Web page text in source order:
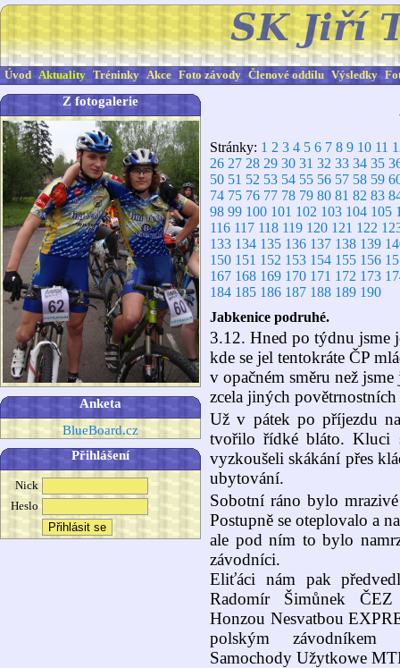
Úvod Aktuality Tréninky Akce Foto závody Členové oddílu Výsledky
Z fotogalerie
Anketa
BlueBoard.cz
Přihlášení
Nick
Heslo
Stránky: 1 2 3 4 5 6 7 8 9 10 11
26 27 28 29 30 31 32 33 34 35
50 51 52 53 54 55 56 57 58 59
74 75 76 77 78 79 80 81 82 83
98 99 100 101 102 103 104 105
116 117 118 119 120 121 122
133 134 135 136 137 138 139
150 151 152 153 154 155 156
167 168 169 170 171 172 173
184 185 186 187 188 189 190
Jabkenice podruhé.
3.12. Hned po týdnu jsme
kde se jel tentokráte ČP
v opačném směru než
zcela jiných
Už v pátek po příjezdu
tvořilo řídké bláto. Kluci
vyzkoušeli skákání přes
ubytování.
Sobotní ráno bylo
Postupně se oteplovalo a
ale pod ním to bylo
závodníci.
Eliťáci nám pak
Radomír Šimůnek
Honzou Nesvatbou
polským závodníkem
Samochody Užytkowe